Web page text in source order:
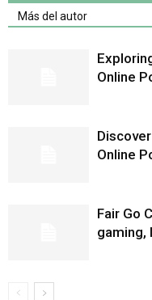
Más del autor
Online
Online
Fair Go
gaming,